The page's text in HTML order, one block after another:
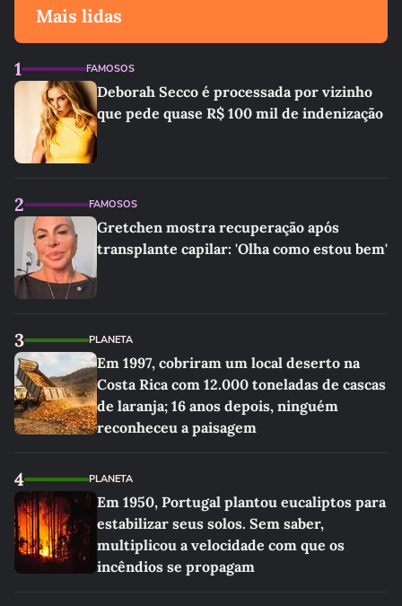
Mais lidas
1 FAMOSOS
Deborah Secco é processada por vizinho
que pede quase R$ 100 mil de indenização
2 FAMOSOS
Gretchen mostra recuperação após
transplante capilar: 'Olha como estou bem'
3 PLANETA
Em 1997, cobriram um local deserto na
Costa Rica com 12.000 toneladas de cascas
de laranja; 16 anos depois, ninguém
reconheceu a paisagem
4 PLANETA
Em 1950, Portugal plantou eucaliptos para
estabilizar seus solos. Sem saber,
multiplicou a velocidade com que os
incêndios se propagam